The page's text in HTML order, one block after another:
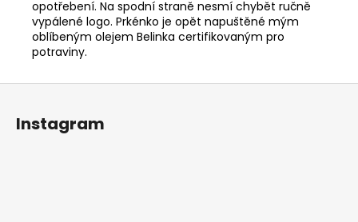
opotřebení. Na spodní straně nesmí chybět ručně
vypálené logo. Prkénko je opět napuštěné mým
oblíbeným olejem Belinka certifikovaným pro
potraviny.
Z
Instagram